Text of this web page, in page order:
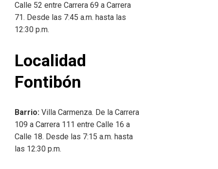
Calle 52 entre Carrera 69 a Carrera
71. Desde las 7:45 a.m. hasta las
12:30 p.m.
Localidad
Fontibón
Barrio:Villa Carmenza. De la Carrera
109 a Carrera 111 entre Calle 16 a
Calle 18. Desde las 7:15 a.m. hasta
las 12:30 p.m.